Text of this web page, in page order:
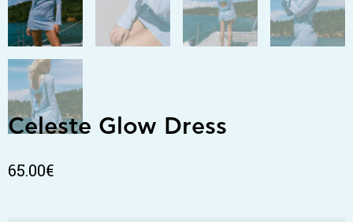
Celeste Glow Dress
65.00€